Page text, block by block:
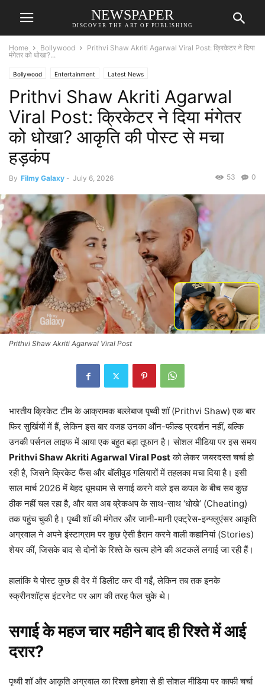
NEWSPAPER
DISCOVER THE ART OF PUBLISHING
Home Bollywood
Prithvi Shaw Akriti Agarwal Viral Post: क्रिकेटर ने दिया
मंगेतर को धोखा?...
Bollywood Entertainment Latest News
Prithvi Shaw Akriti Agarwal
Viral Post: क्रिकेटर ने दिया मंगेतर
को धोखा? आकृति की पोस्ट से मचा
हड़कंप
By Filmy Galaxy - July 6, 2026 0
53
Prithvi Shaw Akriti Agarwal Viral Post
भारतीय क्रिकेट टीम के आक्रामक बल्लेबाज पृथ्वी शॉ (Prithvi Shaw) एक बार
फिर सुर्खियों में हैं, लेकिन इस बार वजह उनका ऑन-फील्ड प्रदर्शन नहीं, बल्कि
उनकी पर्सनल लाइफ में आया एक बहुत बड़ा तूफान है। सोशल मीडिया पर इस समय
Prithvi Shaw Akriti Agarwal Viral Postको लेकर जबरदस्त चर्चा हो
रही है, जिसने क्रिकेट फैंस और बॉलीवुड गलियारों में तहलका मचा दिया है। इसी
साल मार्च 2026 में बेहद धूमधाम से सगाई करने वाले इस कपल के बीच सब कुछ
ठीक नहीं चल रहा है, और बात अब ब्रेकअप के साथ-साथ ‘धोखे’ (Cheating)
तक पहुंच चुकी है। पृथ्वी शॉ की मंगेतर और जानी-मानी एक्ट्रेस-इन्फ्लुएंसर आकृति
अग्रवाल ने अपने इंस्टाग्राम पर कुछ ऐसी हैरान करने वाली कहानियां (Stories)
शेयर कीं, जिसके बाद से दोनों के रिश्ते के खत्म होने की अटकलें लगाई जा रही हैं।
हालांकि ये पोस्ट कुछ ही देर में डिलीट कर दी गईं, लेकिन तब तक इनके
स्क्रीनशॉट्स इंटरनेट पर आग की तरह फैल चुके थे।
सगाई के महज चार महीने बाद ही रिश्ते में आई
दरार?
पृथ्वी शॉ और आकृति अग्रवाल का रिश्ता हमेशा से ही सोशल मीडिया पर काफी चर्चा